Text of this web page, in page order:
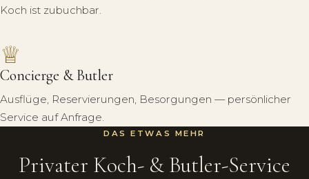
Koch ist zubuchbar.
♕
Concierge & Butler
Ausflüge, Reservierungen, Besorgungen — persönlicher
Service auf Anfrage.
DAS ETWAS MEHR
Privater Koch- & Butler-Service